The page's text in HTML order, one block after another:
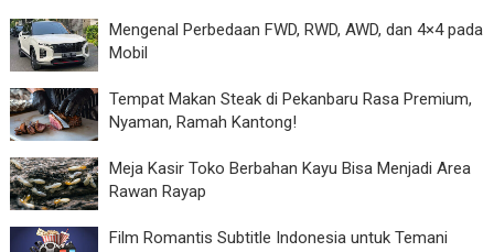
Mengenal Perbedaan FWD, RWD, AWD, dan 4×4 pada
Mobil
Tempat Makan Steak di Pekanbaru Rasa Premium,
Nyaman, Ramah Kantong!
Meja Kasir Toko Berbahan Kayu Bisa Menjadi Area
Rawan Rayap
Film Romantis Subtitle Indonesia untuk Temani